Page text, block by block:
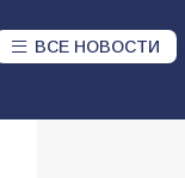
ВСЕ НОВОСТИ